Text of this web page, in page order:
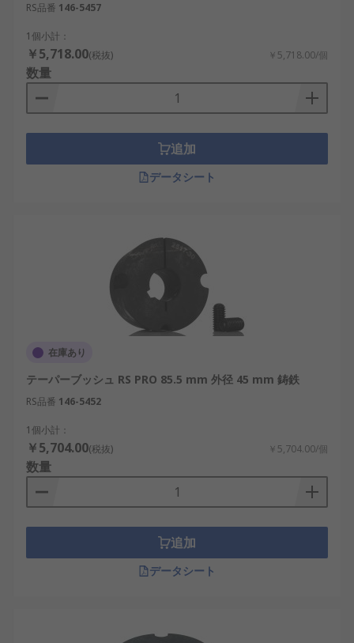
RS品番 146-5457
1個小計：
￥5,718.00(税抜) ￥5,718.00/個
数量
追加
データシート
在庫あり
テーパーブッシュ RS PRO 85.5 mm 外径 45 mm 鋳鉄
RS品番 146-5452
1個小計：
￥5,704.00(税抜) ￥5,704.00/個
数量
追加
データシート